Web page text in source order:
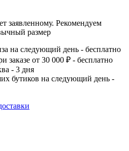
заявленному. Рекомендуем
размер
на следующий день - бесплатно
заказе от 30 000 ₽ - бесплатно
- 3 дня
бутиков на следующий день -